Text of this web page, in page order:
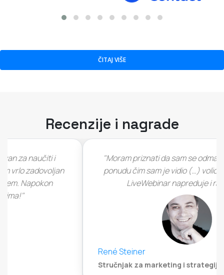
ČITAJ VIŠE
Recenzije i nagrade
"Moram priznati da sam se odmah zaljubio u ovu
ponudu čim sam je vidio (…) volio bih vidjeti kako
LiveWebinar napreduje i raste (…)"
Stručnjak za marketing i strategiju, Appsumo